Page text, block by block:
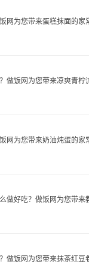
网为您带来蛋糕抹面的
做饭网为您带来凉爽青
网为您带来奶油炖蛋的
做好吃？做饭网为您带
做饭网为您带来抹茶红